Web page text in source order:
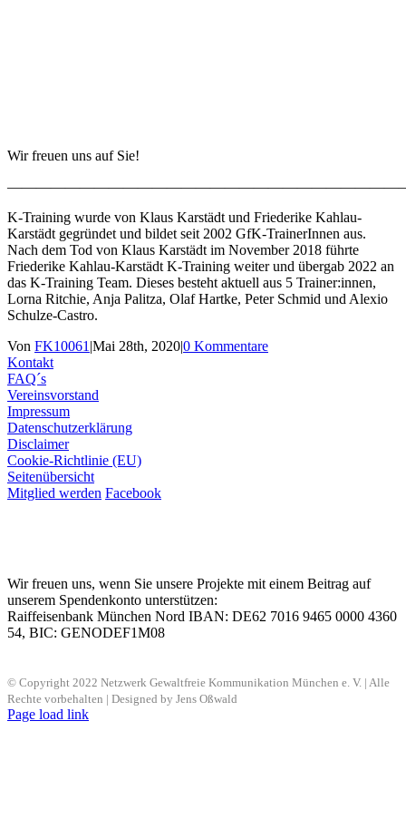
Wir freuen uns auf Sie!
K-Training wurde von Klaus Karstädt und Friederike Kahlau-
Karstädt gegründet und bildet seit 2002 GfK-TrainerInnen aus.
Nach dem Tod von Klaus Karstädt im November 2018 führte
Friederike Kahlau-Karstädt K-Training weiter und übergab 2022 an
das K-Training Team. Dieses besteht aktuell aus 5 Trainer:innen,
Lorna Ritchie, Anja Palitza, Olaf Hartke, Peter Schmid und Alexio
Schulze-Castro.
Von FK10061 |Mai 28th, 2020|0 Kommentare
Kontakt
FAQ´s
Vereinsvorstand
Impressum
Datenschutzerklärung
Disclaimer
Cookie-Richtlinie (EU)
Seitenübersicht
Mitglied werden Facebook
Wir freuen uns, wenn Sie unsere Projekte mit einem Beitrag auf
unserem Spendenkonto unterstützen:
Raiffeisenbank München Nord IBAN: DE62 7016 9465 0000 4360
54, BIC: GENODEF1M08
© Copyright 2022 Netzwerk Gewaltfreie Kommunikation München e. V. | Alle
Rechte vorbehalten | Designed by Jens Oßwald
Page load link